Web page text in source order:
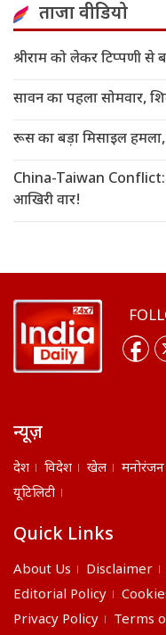
ताजा वीडियो
श्रीराम को लेकर टिप्पणी से
सावन का पहला सोमवार,
रूस का बड़ा मिसाइल हमला,
China-Taiwan Conflict:
आखिरी वार!
न्यूज़
देश विदेश खेल मनोरंजन
यूटिलिटी
Quick Links
About Us Disclaimer
Editorial Policy
Privacy Policy
Terms